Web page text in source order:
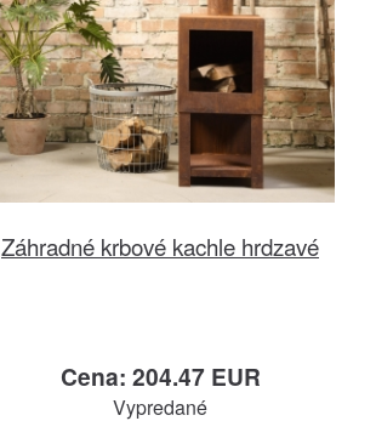
Záhradné krbové kachle hrdzavé
Cena: 204.47 EUR
Vypredané